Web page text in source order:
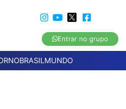
Entrar no grupo
BRASILMUNDO